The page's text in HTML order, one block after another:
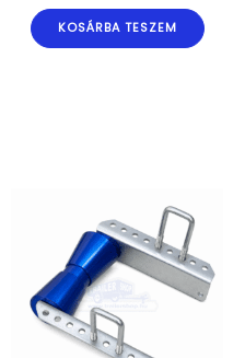
KOSÁRBA TESZEM